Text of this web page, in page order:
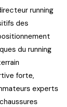
running
des
du running
forte,
experts